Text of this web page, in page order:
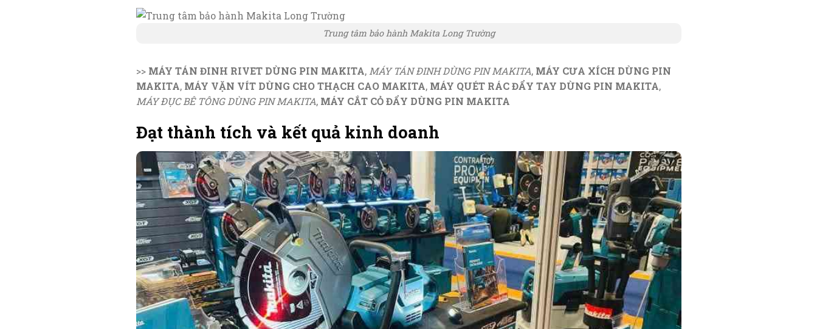
Trung tâm bảo hành Makita Long Trường
>> MÁY TÁN ĐINH RIVET DÙNG PIN MAKITA, MÁY TÁN ĐINH DÙNG PIN MAKITA, MÁY CƯA XÍCH DÙNG PIN
MAKITA, MÁY VẶN VÍT DÙNG CHO THẠCH CAO MAKITA, MÁY QUÉT RÁC ĐẨY TAY DÙNG PIN MAKITA,
MÁY ĐỤC BÊ TÔNG DÙNG PIN MAKITA, MÁY CẮT CỎ ĐẨY DÙNG PIN MAKITA
Đạt thành tích và kết quả kinh doanh